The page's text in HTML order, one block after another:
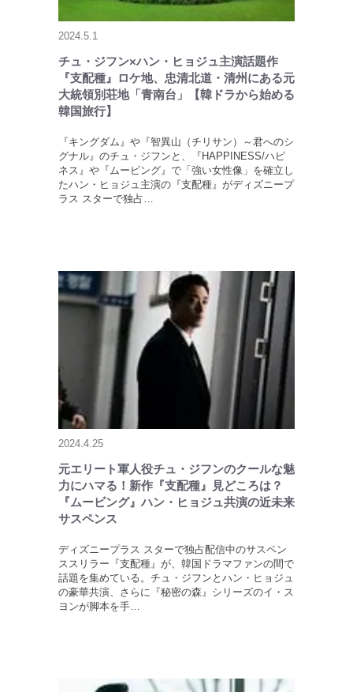
2024.5.1
チュ・ジフン×ハン・ヒョジュ主演話題作
『支配種』ロケ地、忠清北道・清州にある元
大統領別荘地「青南台」【韓ドラから始める
韓国旅行】
『キングダム』や『智異山（チリサン）～君へのシ
グナル』のチュ・ジフンと、『HAPPINESS/ハピ
ネス』や『ムービング』で「強い女性像」を確立し
たハン・ヒョジュ主演の『支配種』がディズニープ
ラス スターで独占…
2024.4.25
元エリート軍人役チュ・ジフンのクールな魅
力にハマる！新作『支配種』見どころは？
『ムービング』ハン・ヒョジュ共演の近未来
サスペンス
ディズニープラス スターで独占配信中のサスペン
ススリラー『支配種』が、韓国ドラマファンの間で
話題を集めている。チュ・ジフンとハン・ヒョジュ
の豪華共演、さらに『秘密の森』シリーズのイ・ス
ヨンが脚本を手…